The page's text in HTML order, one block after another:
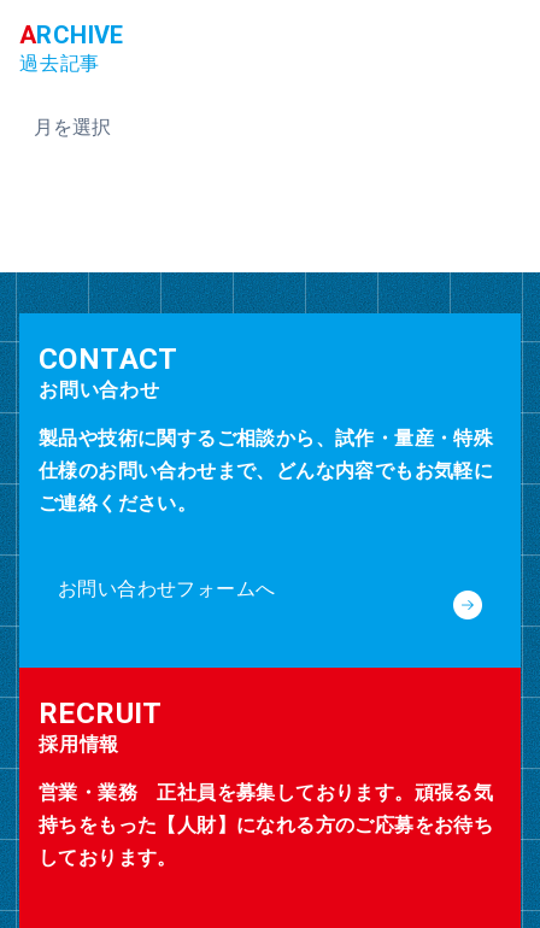
過去記事
ー
お問い合わせ
製品や技術に関するご相談から、試作・量産・特殊
仕様のお問い合わせまで、どんな内容でもお気軽に
ご連絡ください。
お問い合わせフォームへ
採用情報
営業・業務 正社員を募集しております。頑張る気
持ちをもった【人財】になれる方のご応募をお待ち
しております。